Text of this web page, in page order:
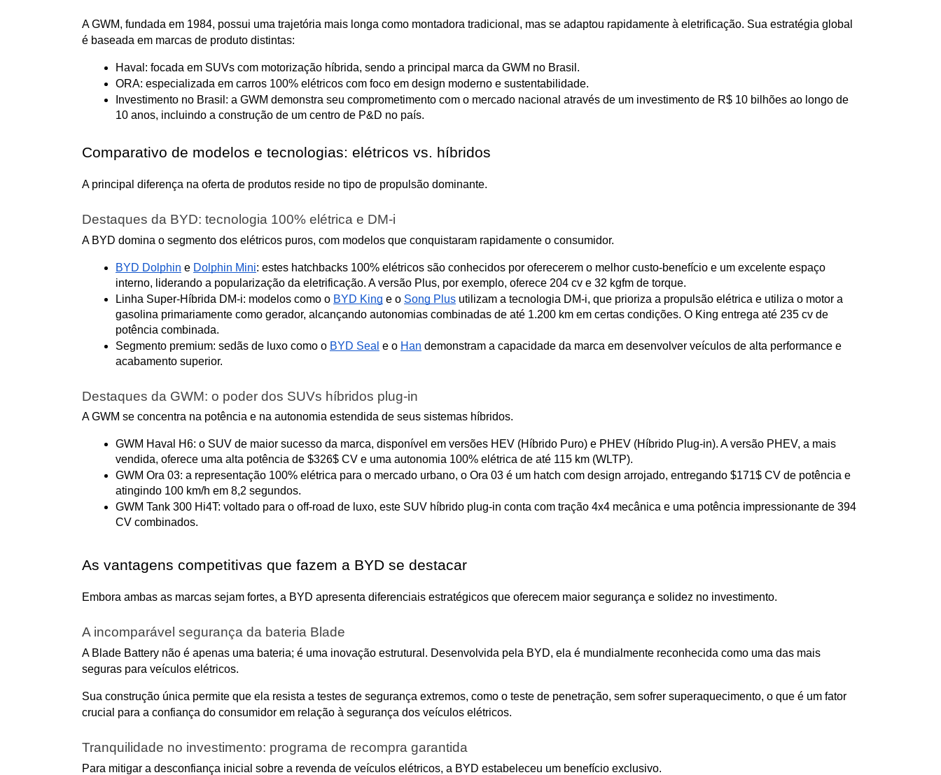
A GWM, fundada em 1984, possui uma trajetória mais longa como montadora tradicional, mas se adaptou rapidamente à eletrificação. Sua estratégia global
é baseada em marcas de produto distintas:
Haval: focada em SUVs com motorização híbrida, sendo a principal marca da GWM no Brasil.
ORA: especializada em carros 100% elétricos com foco em design moderno e sustentabilidade.
Investimento no Brasil: a GWM demonstra seu comprometimento com o mercado nacional através de um investimento de R$ 10 bilhões ao longo de
10 anos, incluindo a construção de um centro de P&D no país.
Comparativo de modelos e tecnologias: elétricos vs. híbridos
A principal diferença na oferta de produtos reside no tipo de propulsão dominante.
Destaques da BYD: tecnologia 100% elétrica e DM-i
A BYD domina o segmento dos elétricos puros, com modelos que conquistaram rapidamente o consumidor.
BYD Dolphin e Dolphin Mini: estes hatchbacks 100% elétricos são conhecidos por oferecerem o melhor custo-benefício e um excelente espaço
interno, liderando a popularização da eletrificação. A versão Plus, por exemplo, oferece 204 cv e 32 kgfm de torque.
Linha Super-Híbrida DM-i: modelos como o BYD King e o Song Plus utilizam a tecnologia DM-i, que prioriza a propulsão elétrica e utiliza o motor a
gasolina primariamente como gerador, alcançando autonomias combinadas de até 1.200 km em certas condições. O King entrega até 235 cv de
potência combinada.
Segmento premium: sedãs de luxo como o BYD Seal e o Han demonstram a capacidade da marca em desenvolver veículos de alta performance e
acabamento superior.
Destaques da GWM: o poder dos SUVs híbridos plug-in
A GWM se concentra na potência e na autonomia estendida de seus sistemas híbridos.
GWM Haval H6: o SUV de maior sucesso da marca, disponível em versões HEV (Híbrido Puro) e PHEV (Híbrido Plug-in). A versão PHEV, a mais
vendida, oferece uma alta potência de $326$ CV e uma autonomia 100% elétrica de até 115 km (WLTP).
GWM Ora 03: a representação 100% elétrica para o mercado urbano, o Ora 03 é um hatch com design arrojado, entregando $171$ CV de potência e
atingindo 100 km/h em 8,2 segundos.
GWM Tank 300 Hi4T: voltado para o off-road de luxo, este SUV híbrido plug-in conta com tração 4x4 mecânica e uma potência impressionante de 394
CV combinados.
As vantagens competitivas que fazem a BYD se destacar
Embora ambas as marcas sejam fortes, a BYD apresenta diferenciais estratégicos que oferecem maior segurança e solidez no investimento.
A incomparável segurança da bateria Blade
A Blade Battery não é apenas uma bateria; é uma inovação estrutural. Desenvolvida pela BYD, ela é mundialmente reconhecida como uma das mais
seguras para veículos elétricos.
Sua construção única permite que ela resista a testes de segurança extremos, como o teste de penetração, sem sofrer superaquecimento, o que é um fator
crucial para a confiança do consumidor em relação à segurança dos veículos elétricos.
Tranquilidade no investimento: programa de recompra garantida
Para mitigar a desconfiança inicial sobre a revenda de veículos elétricos, a BYD estabeleceu um benefício exclusivo.